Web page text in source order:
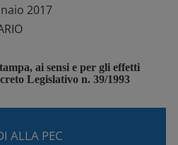
2017
ai sensi e per gli effetti
Legislativo n. 39/1993
ALLA PEC